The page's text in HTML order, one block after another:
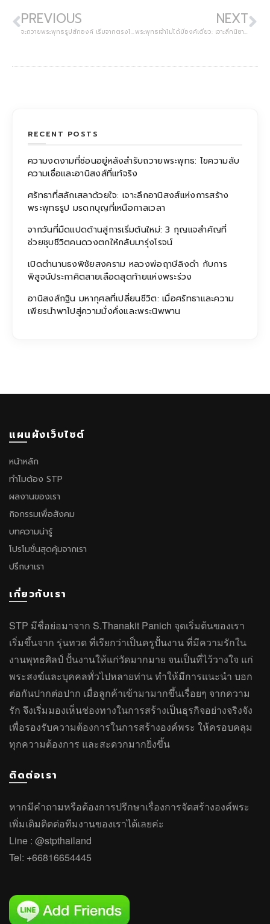
PREVIOUS
จะถวายพระพุทธรูปสักองค์ เริ่มจากตรงไหนก่อนดี?
NEXT
พระพุทธเจ้าไม่ได้มีองค์เดียว: เจาะลึกนิยามแห่งพุทธะและวงล้อแห่งกาลเวลาที่ไม่มีวันสิ้นสุด
RECENT POSTS
ความงดงามที่ซ่อนอยู่หลังสำรับถวายพระพุทธ: ไขความลับ
ความเชื่อและอานิสงส์ที่แท้จริง
ศรัทธาที่สลักเสลาด้วยใจ: เจาะลึกอานิสงส์แห่งการสร้าง
พระพุทธรูป มรดกบุญที่เหนือกาลเวลา
จากวันที่มืดแปดด้านสู่การเริ่มต้นใหม่: 3 กุญแจสำคัญที่
ช่วยชุบชีวิตคนดวงตกให้กลับมารุ่งโรจน์
เปิดตำนานธงพิชัยสงคราม หลวงพ่อฤาษีลิงดำ กับการ
พิสูจน์ประกาศิตสายเลือดสุดท้ายแห่งพระร่วง
อานิสงส์กฐิน มหากุศลที่เปลี่ยนชีวิต: เมื่อศรัทธาและความ
เพียรนำพาไปสู่ความมั่งคั่งและพระนิพพาน
แผนผังเว็บไซต์
หน้าหลัก
ทำไมต้อง STP
ผลงานของเรา
กิจกรรมเพื่อสังคม
บทความน่ารู้
โปรโมชั่นสุดคุ้มจากเรา
ปรึกษาเรา
เกี่ยวกับเรา
STP มีชื่อย่อมาจาก S.Thanakit Panich จุดเริ่มต้นของเรา
เริ่มขึ้นจาก รุ่นทวด ที่เรียกว่าเป็นครูปั้นงาน ที่มีความรักใน
งานพุทธศิลป์ ปั้นงานให้แก่วัดมากมาย จนเป็นที่ไว้วางใจ แก่
พระสงฆ์และบุคคลทั่วไปหลายท่าน ทำให้มีการแนะนำ บอก
ต่อกันปากต่อปาก เมื่อลูกค้าเข้ามามากขึ้นเรื่อยๆ จากความ
รัก จึงเริ่มมองเห็นช่องทางในการสร้างเป็นธุรกิจอย่างจริงจัง
เพื่อรองรับความต้องการในการสร้างองค์พระ ให้ครอบคลุม
ทุกความต้องการ และสะดวกมากยิ่งขึ้น
ติดต่อเรา
หากมีคำถามหรือต้องการปรึกษาเรื่องการจัดสร้างองค์พระ
เพิ่มเติมติดต่อทีมงานของเราได้เลยค่ะ
Line : @stpthailand
Tel: +66816654445